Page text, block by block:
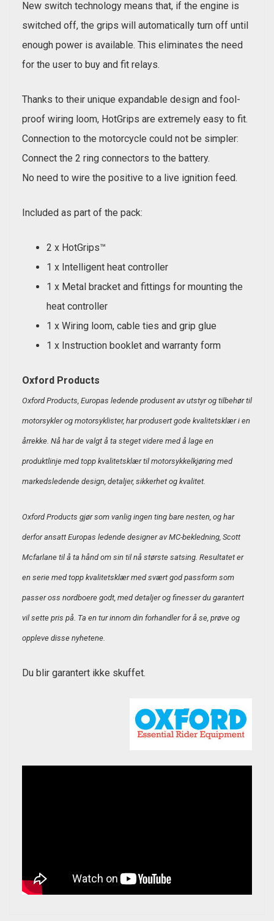
New switch technology means that, if the engine is
switched off, the grips will automatically turn off until
enough power is available. This eliminates the need
for the user to buy and fit relays.
Thanks to their unique expandable design and fool-
proof wiring loom, HotGrips are extremely easy to fit.
Connection to the motorcycle could not be simpler:
Connect the 2 ring connectors to the battery.
No need to wire the positive to a live ignition feed.
Included as part of the pack:
2 x HotGrips™
1 x Intelligent heat controller
1 x Metal bracket and fittings for mounting the
heat controller
1 x Wiring loom, cable ties and grip glue
1 x Instruction booklet and warranty form
Oxford Products
Oxford Products, Europas ledende produsent av utstyr og tilbehør til
motorsykler og motorsyklister, har produsert gode kvalitetsklær i en
årrekke. Nå har de valgt å ta steget videre med å lage en
produktlinje med topp kvalitetsklær til motorsykkelkjøring med
markedsledende design, detaljer, sikkerhet og kvalitet.
Oxford Products gjør som vanlig ingen ting bare nesten, og har
derfor ansatt Europas ledende designer av MC-bekledning, Scott
Mcfarlane til å ta hånd om sin til nå største satsing. Resultatet er
en serie med topp kvalitetsklær med svært god passform som
passer oss nordboere godt, med detaljer og finesser du garantert
vil sette pris på. Ta en tur innom din forhandler for å se, prøve og
oppleve disse nyhetene.
Du blir garantert ikke skuffet.